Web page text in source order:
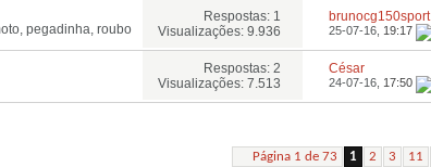
Respostas: 1
Visualizações: 9.936
brunocg150sport
25-07-16, 19:17
Respostas: 2
Visualizações: 7.513
César
24-07-16, 17:50
Página 1 de 73 1 2 3 11